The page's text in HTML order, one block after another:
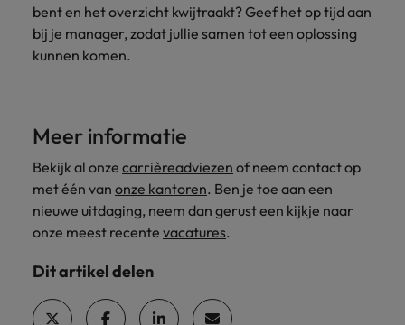
bent en het overzicht kwijtraakt? Geef het op tijd aan
bij je manager, zodat jullie samen tot een oplossing
kunnen komen.
Meer informatie
Bekijk al onze carrièreadviezen of neem contact op
met één van onze kantoren. Ben je toe aan een
nieuwe uitdaging, neem dan gerust een kijkje naar
onze meest recente vacatures.
Dit artikel delen